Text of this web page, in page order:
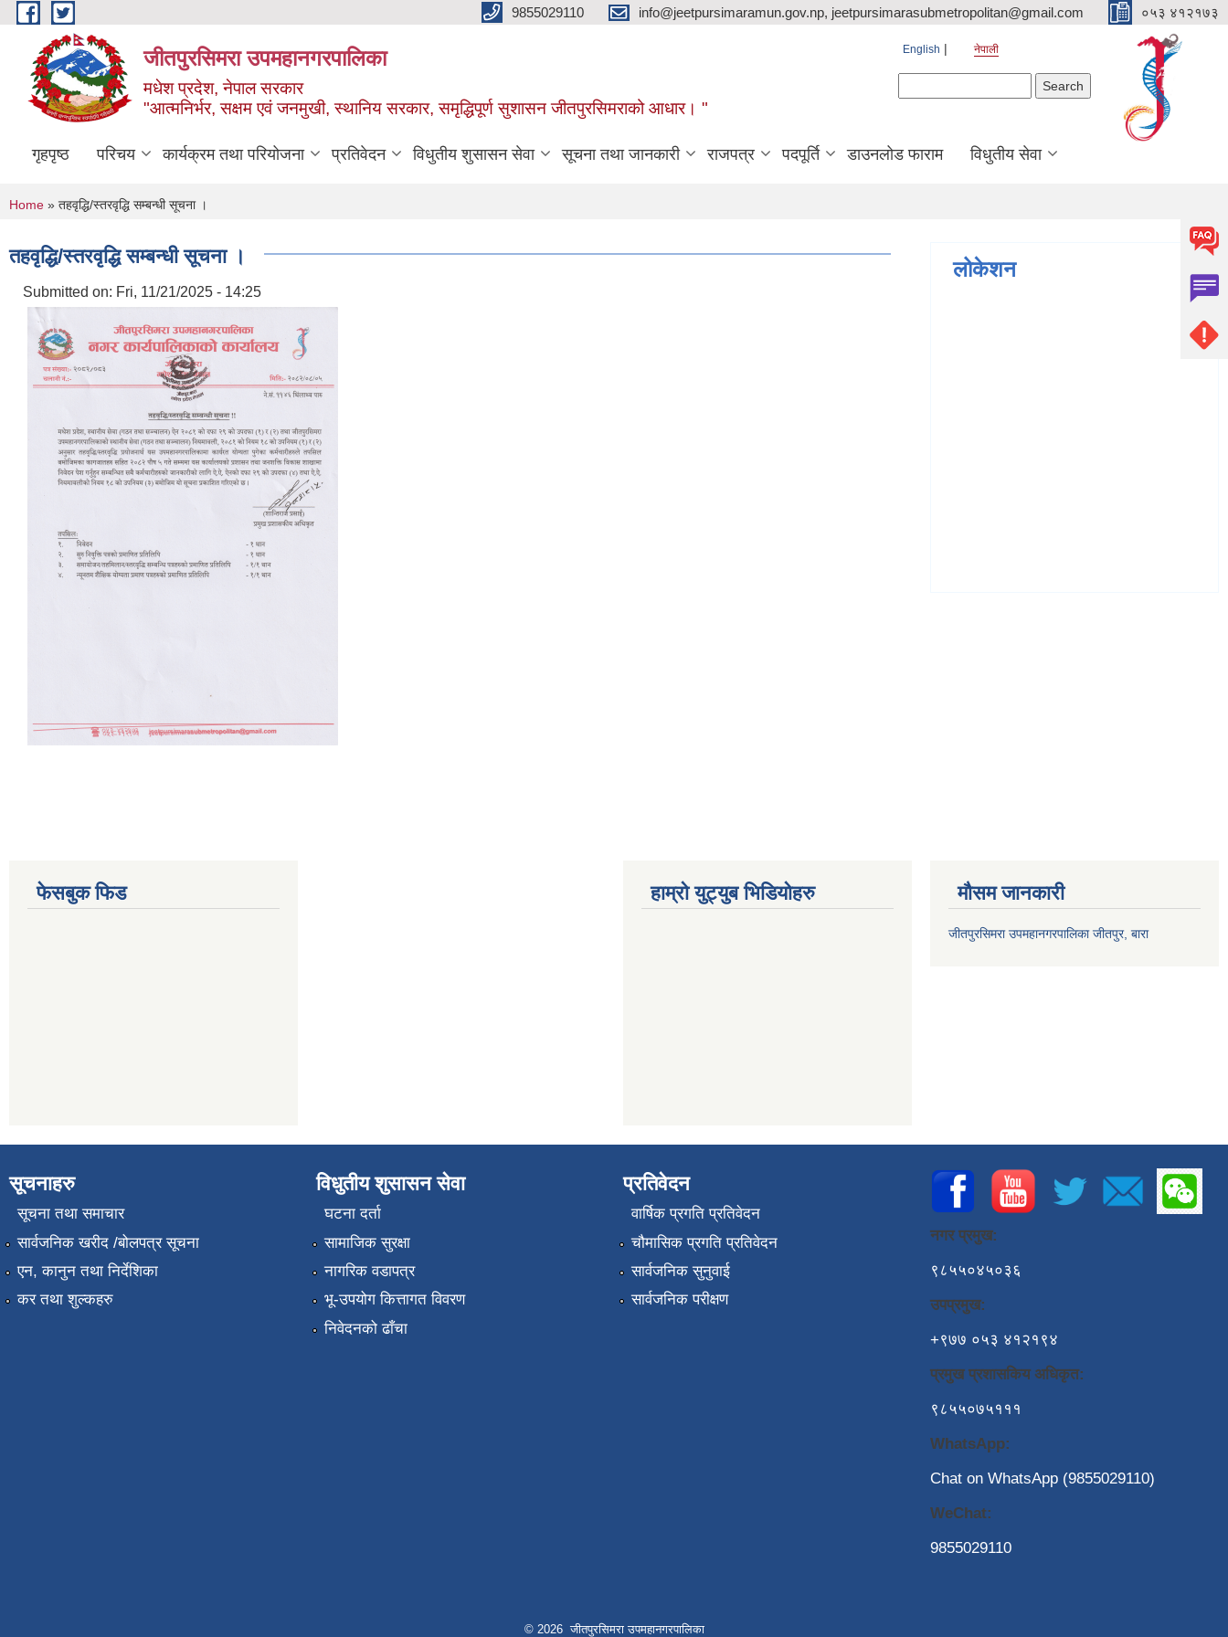
Skip to main content 9855029110 info@jeetpursimaramun.gov.np, jeetpursimarasubmetropolitan@gmail.com ०५३ ४१२१७३
जीतपुरसिमरा उपमहानगरपालिका
मधेश प्रदेश, नेपाल सरकार
"आत्मनिर्भर, सक्षम एवं जनमुखी, स्थानिय सरकार, समृद्धिपूर्ण सुशासन जीतपुरसिमराको आधार। "
English नेपाली
गृहपृष्ठ परिचय कार्यक्रम तथा परियोजना प्रतिवेदन विधुतीय शुसासन सेवा सूचना तथा जानकारी राजपत्र पदपूर्ति डाउनलोड फाराम विधुतीय सेवा
You are here
Home » तहवृद्धि/स्तरवृद्धि सम्बन्धी सूचना ।
तहवृद्धि/स्तरवृद्धि सम्बन्धी सूचना ।
Submitted on: Fri, 11/21/2025 - 14:25
लोकेशन
फेसबुक फिड हाम्रो युट्युब भिडियोहरु मौसम जानकारी
जीतपुरसिमरा उपमहानगरपालिका जीतपुर, बारा
सूचनाहरु
सूचना तथा समाचार
सार्वजनिक खरीद /बोलपत्र सूचना
एन, कानुन तथा निर्देशिका
कर तथा शुल्कहरु
विधुतीय शुसासन सेवा
घटना दर्ता
सामाजिक सुरक्षा
नागरिक वडापत्र
भू-उपयोग कित्तागत विवरण
निवेदनको ढाँचा
प्रतिवेदन
वार्षिक प्रगति प्रतिवेदन
चौमासिक प्रगति प्रतिवेदन
सार्वजनिक सुनुवाई
सार्वजनिक परीक्षण
नगर प्रमुख:
९८५५०४५०३६
उपप्रमुख:
+९७७ ०५३ ४१२१९४
प्रमुख प्रशासकिय अधिकृत:
९८५५०७५१११
WhatsApp:
Chat on WhatsApp (9855029110)
WeChat:
9855029110
© 2026 जीतपुरसिमरा उपमहानगरपालिका